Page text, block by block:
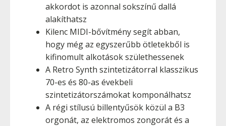
akkordot is azonnal sokszínű dallá
alakíthatsz
Kilenc MIDI-bővítmény segít abban,
hogy még az egyszerűbb ötletekből is
kifinomult alkotások születhessenek
A Retro Synth szintetizátorral klasszikus
70-es és 80-as évekbeli
szintetizátorszámokat komponálhatsz
A régi stílusú billentyűsök közül a B3
orgonát, az elektromos zongorát és a